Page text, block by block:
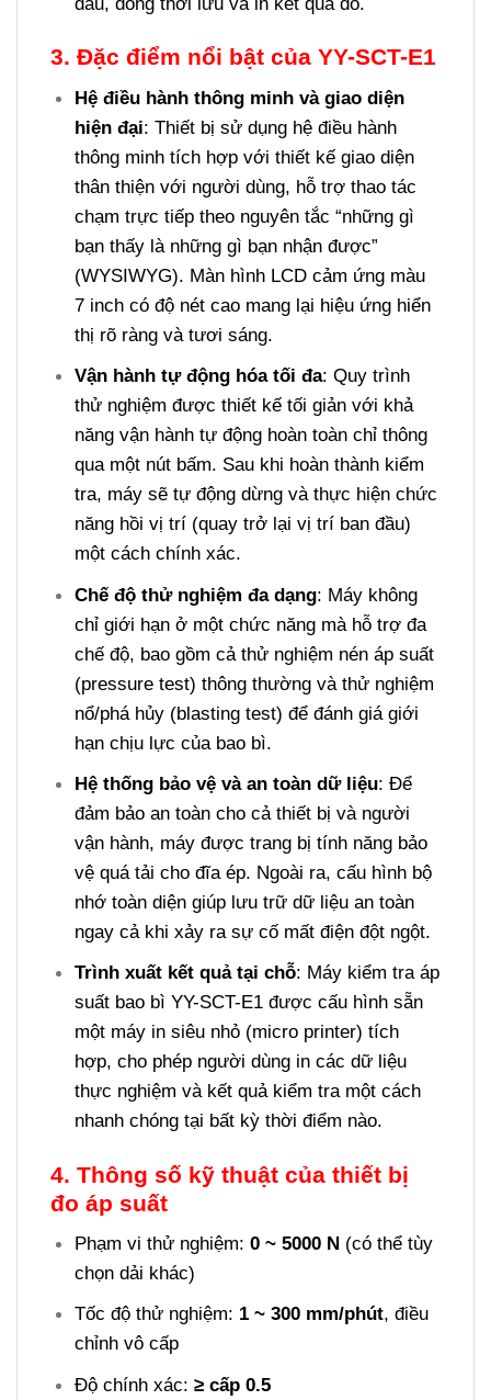
3. Đặc điểm nổi bật của YY-SCT-E1
Hệ điều hành thông minh và giao diện
hiện đại: Thiết bị sử dụng hệ điều hành
thông minh tích hợp với thiết kế giao diện
thân thiện với người dùng, hỗ trợ thao tác
chạm trực tiếp theo nguyên tắc “những gì
bạn thấy là những gì bạn nhận được”
(WYSIWYG). Màn hình LCD cảm ứng màu
7 inch có độ nét cao mang lại hiệu ứng hiển
thị rõ ràng và tươi sáng.
Vận hành tự động hóa tối đa: Quy trình
thử nghiệm được thiết kế tối giản với khả
năng vận hành tự động hoàn toàn chỉ thông
qua một nút bấm. Sau khi hoàn thành kiểm
tra, máy sẽ tự động dừng và thực hiện chức
năng hồi vị trí (quay trở lại vị trí ban đầu)
một cách chính xác.
Chế độ thử nghiệm đa dạng: Máy không
chỉ giới hạn ở một chức năng mà hỗ trợ đa
chế độ, bao gồm cả thử nghiệm nén áp suất
(pressure test) thông thường và thử nghiệm
nổ/phá hủy (blasting test) để đánh giá giới
hạn chịu lực của bao bì.
Hệ thống bảo vệ và an toàn dữ liệu: Để
đảm bảo an toàn cho cả thiết bị và người
vận hành, máy được trang bị tính năng bảo
vệ quá tải cho đĩa ép. Ngoài ra, cấu hình bộ
nhớ toàn diện giúp lưu trữ dữ liệu an toàn
ngay cả khi xảy ra sự cố mất điện đột ngột.
Trình xuất kết quả tại chỗ: Máy kiểm tra áp
suất bao bì YY-SCT-E1 được cấu hình sẵn
một máy in siêu nhỏ (micro printer) tích
hợp, cho phép người dùng in các dữ liệu
thực nghiệm và kết quả kiểm tra một cách
nhanh chóng tại bất kỳ thời điểm nào.
4. Thông số kỹ thuật của thiết bị
đo áp suất
Phạm vi thử nghiệm:0 ~ 5000 N (có thể tùy
chọn dải khác)
Tốc độ thử nghiệm: 1 ~ 300 mm/phút, điều
chỉnh vô cấp
Độ chính xác:≥ cấp 0.5